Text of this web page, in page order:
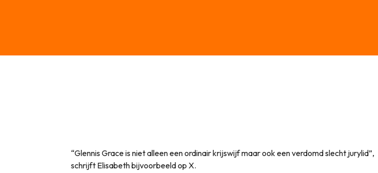
“Glennis Grace is niet alleen een ordinair krijswijf maar ook een verdomd slecht jurylid”,
schrijft Elisabeth bijvoorbeeld op X.